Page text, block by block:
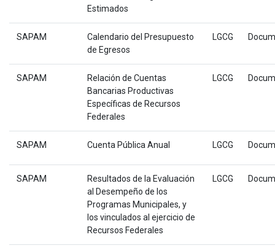
Estimados
SAPAM
Calendario del Presupuesto
de Egresos
LGCG
SAPAM
Relación de Cuentas
Bancarias Productivas
Específicas de Recursos
Federales
LGCG
SAPAM Cuenta Pública Anual LGCG
SAPAM
Resultados de la Evaluación
al Desempeño de los
Programas Municipales, y
los vinculados al ejercicio de
Recursos Federales
LGCG